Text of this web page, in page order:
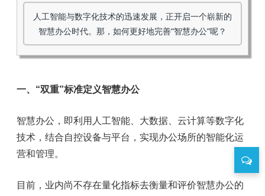
人工智能与数字化技术的迅速发展，正开启一个崭新的
智慧办公时代。那，如何更好地完善“智慧办公”呢？
一、“双重”标准定义智慧办公
智慧办公，即利用人工智能、大数据、云计算等数字化
技术，结合自控设备与平台，实现办公场所的智能化运
营和管理。
目前，业内尚不存在量化指标去衡量和评价智慧办公的